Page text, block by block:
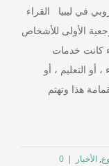
في ليبيا القراء
الأولى للأشخاص
كانت خدمات
أو التعليم ، أو
هذا وتهتم
, الأخبار |
0